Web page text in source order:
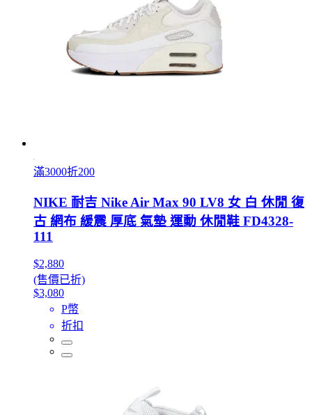
滿3000折200
NIKE 耐吉 Nike Air Max 90 LV8 女 白 休閒 復
古 網布 緩震 厚底 氣墊 運動 休閒鞋 FD4328-
111
$2,880
(售價已折)
$3,080
P幣
折扣